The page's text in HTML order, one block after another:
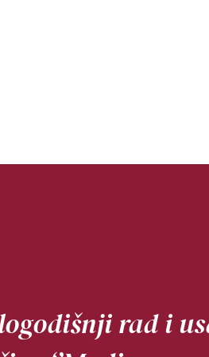
rad i